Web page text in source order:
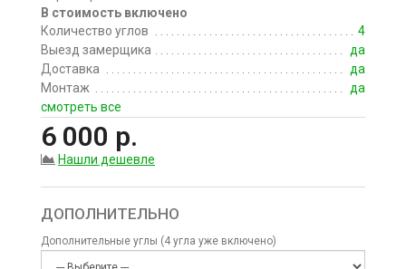
В стоимость включено
Количество углов
4
Выезд замерщика
да
Доставка
да
Монтаж
да
смотреть все
6 000 р.
Нашли дешевле
ДОПОЛНИТЕЛЬНО
Дополнительные углы (4 угла уже включено)